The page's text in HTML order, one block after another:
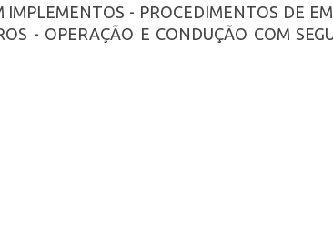
- PROCEDIMENTOS DE
- OPERAÇÃO E CONDUÇÃO COM